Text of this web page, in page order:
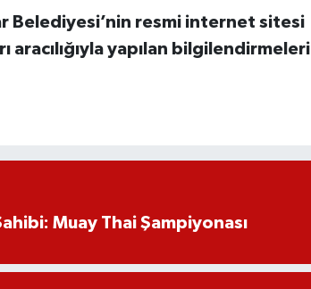
Belediyesi’nin resmi internet sitesi
aracılığıyla yapılan bilgilendirmeleri
Muay Thai Şampiyonası